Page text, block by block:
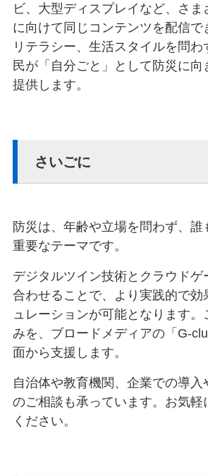
ビ、大型ディスプレイなど、さま
に向けて同じコンテンツを配信で
リテラシー、生活スタイルを問わ
民が「自分ごと」として防災に向
提供します。
さいごに
防災は、年齢や立場を問わず、誰
重要なテーマです。
デジタルツイン技術とクラウドゲ
合わせることで、より実践的で効
ュレーションが可能となります。
みを、ブロードメディアの「G-
面から支援します。
自治体や教育機関、企業での導入
のご相談も承っています。お気軽
ください。